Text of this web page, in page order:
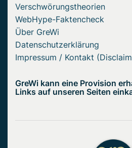
Verschwörungstheorien
WebHype-Faktencheck
Über GreWi
Datenschutzerklärung
Impressum / Kontakt
GreWi kann eine Provision
Links auf unseren Seiten